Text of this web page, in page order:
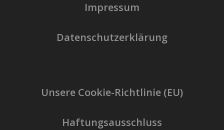
Impressum
Datenschutzerklärung
Unsere Cookie-Richtlinie (EU)
Haftungsausschluss